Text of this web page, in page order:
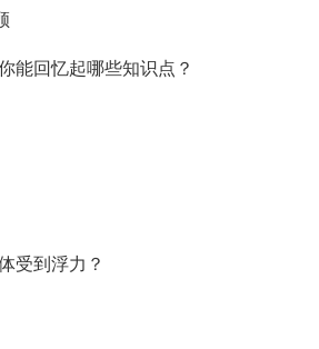
能回忆起哪些知识点？
受到浮力？